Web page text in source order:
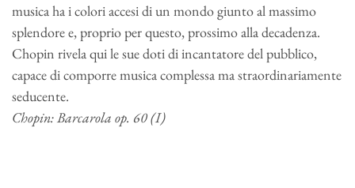
musica ha i colori accesi di un mondo giunto al massimo
splendore e, proprio per questo, prossimo alla decadenza.
Chopin rivela qui le sue doti di incantatore del pubblico,
capace di comporre musica complessa ma straordinariamente
seducente.
Chopin: Barcarola op. 60 (I)